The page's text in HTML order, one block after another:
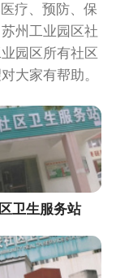
疗、预防、保
州工业园区社
园区所有社区
大家有帮助。
卫生服务站